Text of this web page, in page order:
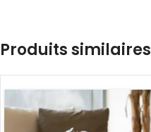
Produits similaires